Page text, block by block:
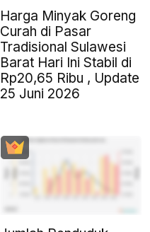
Harga Minyak Goreng
Curah di Pasar
Tradisional Sulawesi
Barat Hari Ini Stabil di
Rp20,65 Ribu , Update
25 Juni 2026